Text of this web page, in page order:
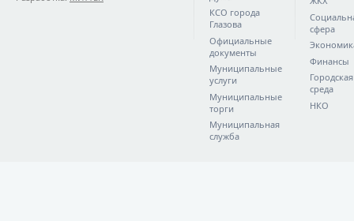
КСО города
Глазова
Официальные
документы
Муниципальные
услуги
Муниципальные
торги
Муниципальная
служба
сфера
Финансы
Городская
среда
НКО